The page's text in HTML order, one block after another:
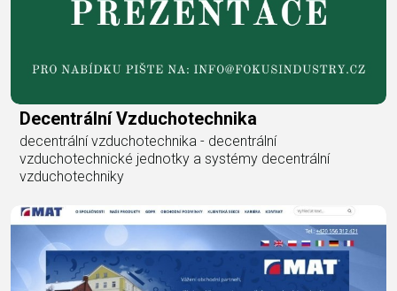
Decentrální Vzduchotechnika
decentrální vzduchotechnika - decentrální
vzduchotechnické jednotky a systémy decentrální
vzduchotechniky